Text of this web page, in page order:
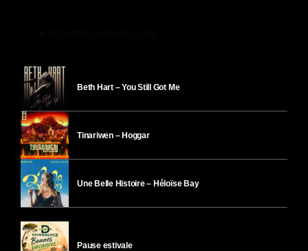
Beth Hart – You Still Got Me
Tinariwen – Hoggar
Une Belle Histoire – Héloïse Bay
Pause estivale